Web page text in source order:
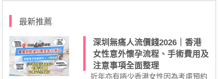
最新推薦
深圳無痛人流價錢2026｜香港
女性意外懷孕流程、手術費用及
注意事項全面整理
近年亦有唔少香港女性因為考慮預約